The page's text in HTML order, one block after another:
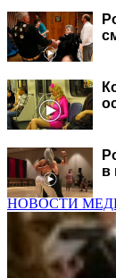
в
НОВОСТИ